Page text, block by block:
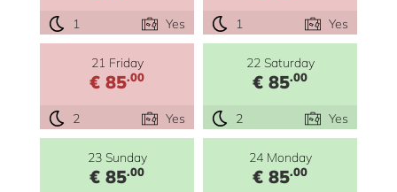
1 Yes 1 Yes
21 Friday
€ 85.00
2 Yes
22 Saturday
€ 85.00
2 Yes
23 Sunday
€ 85.00
24 Monday
€ 85.00